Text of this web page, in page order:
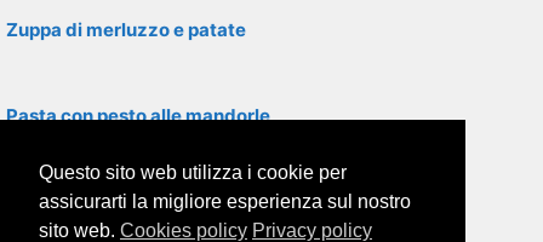
Zuppa di merluzzo e patate
Pasta con pesto alle mandorle
Polenta con farina di mais
Questo sito web utilizza i cookie per
assicurarti la migliore esperienza sul nostro
sito web. Cookies policy Privacy policy